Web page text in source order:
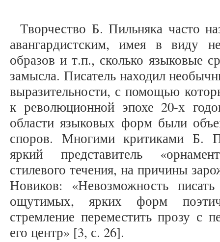
Творчество Б. Пильняка часто
авангардистским, имея в виду
образов и т.п., сколько языковые
замысла. Писатель находил
выразительности, с помощью
к революционной эпохе 20-х
области языковых форм были
споров. Многими критиками Б.
яркий представитель
стилевого течения, на причины
Новиков: «Невозможность
ощутимых, ярких форм
стремление переместить прозу с
его центр» [3, с. 26].